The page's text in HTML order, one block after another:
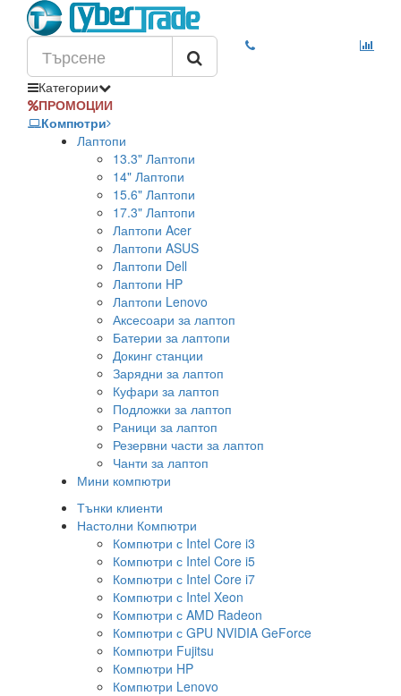
Категории
ПРОМОЦИИ
Компютри
Лаптопи
13.3" Лаптопи
14" Лаптопи
15.6" Лаптопи
17.3" Лаптопи
Лаптопи Acer
Лаптопи ASUS
Лаптопи Dell
Лаптопи HP
Лаптопи Lenovo
Аксесоари за лаптоп
Батерии за лаптопи
Докинг станции
Зарядни за лаптоп
Куфари за лаптоп
Подложки за лаптоп
Раници за лаптоп
Резервни части за лаптоп
Чанти за лаптоп
Мини компютри
Тънки клиенти
Настолни Компютри
Компютри с Intel Core i3
Компютри с Intel Core i5
Компютри с Intel Core i7
Компютри с Intel Xeon
Компютри с AMD Radeon
Компютри с GPU NVIDIA GeForce
Компютри Fujitsu
Компютри HP
Компютри Lenovo